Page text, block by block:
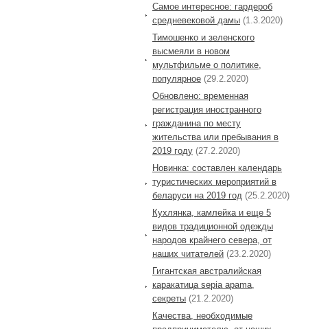
Самое интересное: гардероб
средневековой дамы (1.3.2020)
Тимошенко и зеленского
высмеяли в новом
мультфильме о политике,
популярное (29.2.2020)
Обновлено: временная
регистрация иностранного
гражданина по месту
жительства или пребывания в
2019 году (27.2.2020)
Новинка: составлен календарь
туристических мероприятий в
беларуси на 2019 год (25.2.2020)
Кухлянка, камлейка и еще 5
видов традиционной одежды
народов крайнего севера, от
наших читателей (23.2.2020)
Гигантская австралийская
каракатица sepia apama,
секреты (21.2.2020)
Качества, необходимые